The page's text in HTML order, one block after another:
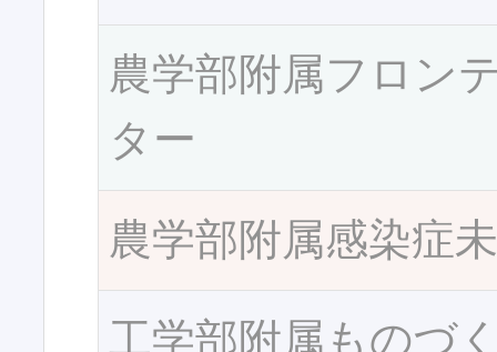
農学部附属フロン
ター
農学部附属感染症
工学部附属ものづ